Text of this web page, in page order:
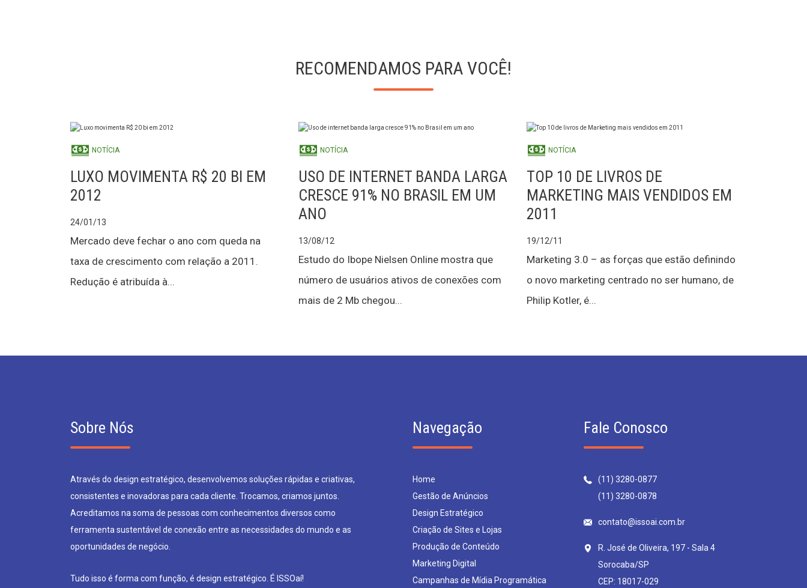
RECOMENDAMOS PARA VOCÊ!
NOTÍCIA
LUXO MOVIMENTA R$ 20 BI EM
2012
24/01/13
Mercado deve fechar o ano com queda na
taxa de crescimento com relação a 2011.
Redução é atribuída à...
NOTÍCIA
USO DE INTERNET BANDA LARGA
CRESCE 91% NO BRASIL EM UM
ANO
13/08/12
Estudo do Ibope Nielsen Online mostra que
número de usuários ativos de conexões com
mais de 2 Mb chegou...
NOTÍCIA
TOP 10 DE LIVROS DE
MARKETING MAIS VENDIDOS EM
2011
19/12/11
Marketing 3.0 – as forças que estão definindo
o novo marketing centrado no ser humano, de
Philip Kotler, é...
Sobre Nós
Através do design estratégico, desenvolvemos soluções rápidas e criativas,
consistentes e inovadoras para cada cliente. Trocamos, criamos juntos.
Acreditamos na soma de pessoas com conhecimentos diversos como
ferramenta sustentável de conexão entre as necessidades do mundo e as
oportunidades de negócio.
Tudo isso é forma com função, é design estratégico. É ISSOaí!
Navegação
Home
Gestão de Anúncios
Design Estratégico
Criação de Sites e Lojas
Produção de Conteúdo
Marketing Digital
Campanhas de Mídia Programática
Fale Conosco
(11) 3280-0877
(11) 3280-0878
contato@issoai.com.br
R. José de Oliveira, 197 - Sala 4
Sorocaba/SP
CEP: 18017-029